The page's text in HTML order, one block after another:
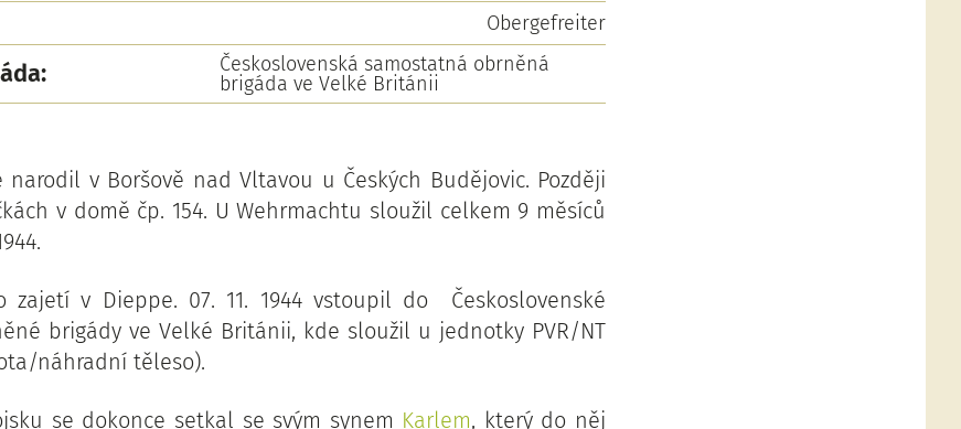
Obergefreiter
Československá samostatná obrněná
brigáda ve Velké Británii
narodil v Boršově nad Vltavou u Českých Budějovic. Později
v domě čp. 154. U Wehrmachtu sloužil celkem 9 měsíců
zajetí v Dieppe. 07. 11. 1944 vstoupil do Československé
brigády ve Velké Británii, kde sloužil u jednotky PVR/NT
náhradní těleso).
se dokonce setkal se svým synem Karlem, který do něj